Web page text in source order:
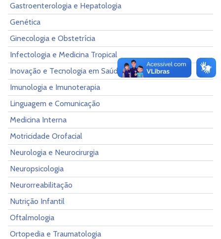
Gastroenterologia e Hepatologia
Genética
Ginecologia e Obstetrícia
Infectologia e Medicina Tropical
Inovação e Tecnologia em Saúde
Imunologia e Imunoterapia
Linguagem e Comunicação
Medicina Interna
Motricidade Orofacial
Neurologia e Neurocirurgia
Neuropsicologia
Neurorreabilitação
Nutrição Infantil
Oftalmologia
Ortopedia e Traumatologia